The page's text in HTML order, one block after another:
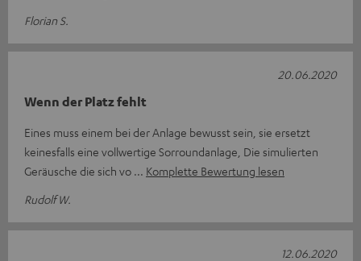
Florian S.
Wenn der Platz fehlt
Eines muss einem bei der Anlage bewusst sein, sie ersetzt
keinesfalls eine vollwertige Sorroundanlage, Die simulierten
Geräusche die sich vo
Komplette Bewertung lesen
Rudolf W.
20.06.2020
12.06.2020